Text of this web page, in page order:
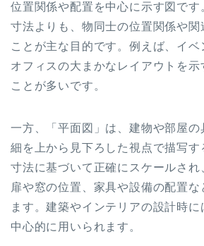
位置関係や配置を中心に示す図です
寸法よりも、物同士の位置関係や関
ことが主な目的です。例えば、イ
オフィスの大まかなレイアウトを示
ことが多いです。
一方、「平面図」は、建物や部屋の
細を上から見下ろした視点で描写す
寸法に基づいて正確にスケールされ
扉や窓の位置、家具や設備の配置
ます。建築やインテリアの設計時
中心的に用いられます。